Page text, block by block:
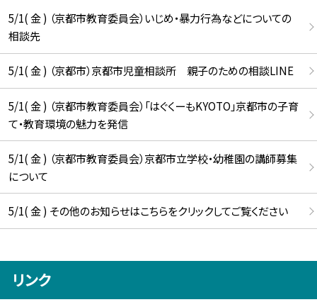
5/1( 金 ) （京都市教育委員会）いじめ・暴力行為などについての
相談先
5/1( 金 ) （京都市）京都市児童相談所 親子のための相談LINE
5/1( 金 ) （京都市教育委員会）「はぐくーもKYOTO」京都市の子育
て・教育環境の魅力を発信
5/1( 金 ) （京都市教育委員会）京都市立学校・幼稚園の講師募集
について
5/1( 金 ) その他のお知らせはこちらをクリックしてご覧ください
リンク